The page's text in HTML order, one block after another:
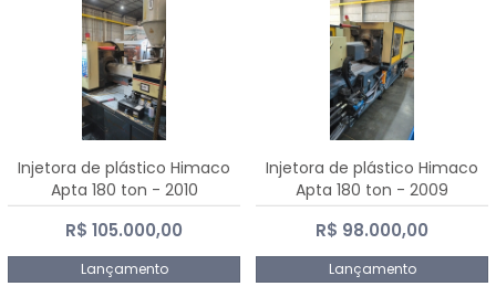
Injetora de plástico Himaco
Apta 180 ton - 2010
R$ 105.000,00
Lançamento
Injetora de plástico Himaco
Apta 180 ton - 2009
R$ 98.000,00
Lançamento